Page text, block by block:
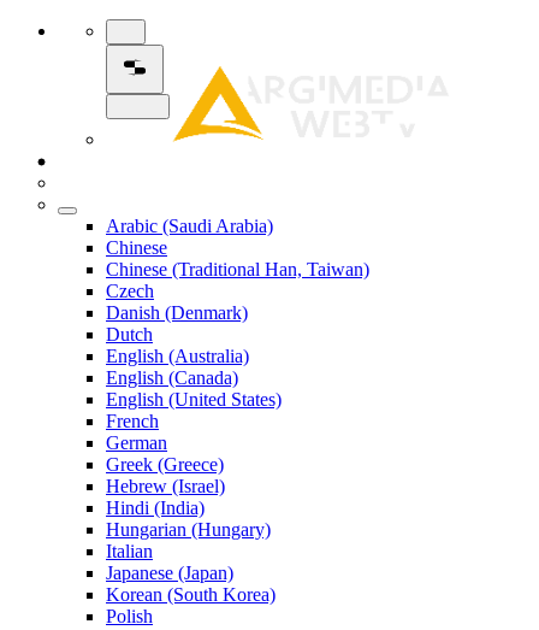
Arabic (Saudi Arabia)
Chinese
Chinese (Traditional Han, Taiwan)
Czech
Danish (Denmark)
Dutch
English (Australia)
English (Canada)
English (United States)
French
German
Greek (Greece)
Hebrew (Israel)
Hindi (India)
Hungarian (Hungary)
Italian
Japanese (Japan)
Korean (South Korea)
Polish